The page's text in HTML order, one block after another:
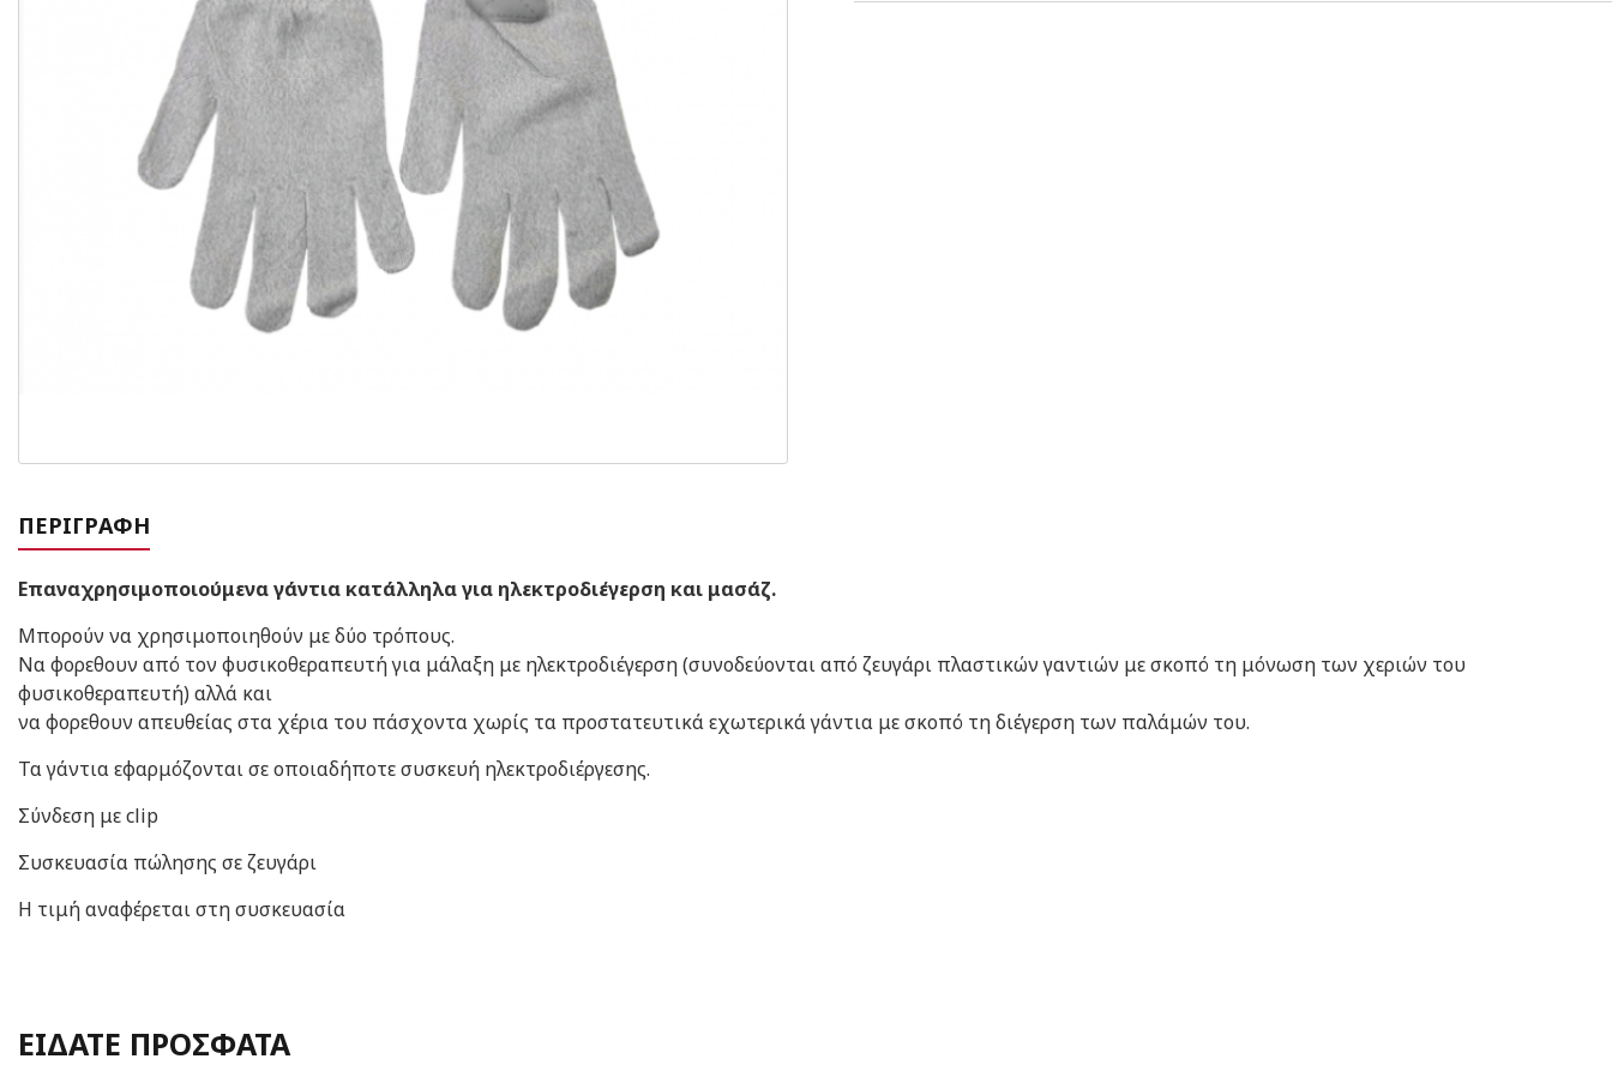
ΠΕΡΙΓΡΑΦΉ
Επαναχρησιμοποιούμενα γάντια κατάλληλα για ηλεκτροδιέγερση και μασάζ.
Μπορούν να χρησιμοποιηθούν με δύο τρόπους.
Να φορεθουν από τον φυσικοθεραπευτή για μάλαξη με ηλεκτροδιέγερση (συνοδεύονται από ζευγάρι πλαστικών γαντιών με σκοπό τη μόνωση των χεριών του
φυσικοθεραπευτή) αλλά και
να φορεθουν απευθείας στα χέρια του πάσχοντα χωρίς τα προστατευτικά εχωτερικά γάντια με σκοπό τη διέγερση των παλάμών του.
Τα γάντια εφαρμόζονται σε οποιαδήποτε συσκευή ηλεκτροδιέργεσης.
Σύνδεση με clip
Συσκευασία πώλησης σε ζευγάρι
Η τιμή αναφέρεται στη συσκευασία
ΕΙΔΑΤΕ ΠΡΟΣΦΑΤΑ